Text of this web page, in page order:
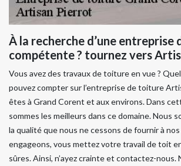
À la recherche d’une
compétente ? tournez vers
Vous avez des travaux de toiture en vue ?
pouvez compter sur l’entreprise de toiture
êtes à Grand Corent et aux environs. Dans
sommes les meilleurs dans ce domaine. Nous
la qualité que nous ne cessons de fournir à
engageons, vous mettez votre travail de toit
sûres. Ainsi, n’ayez crainte et contactez-nous.